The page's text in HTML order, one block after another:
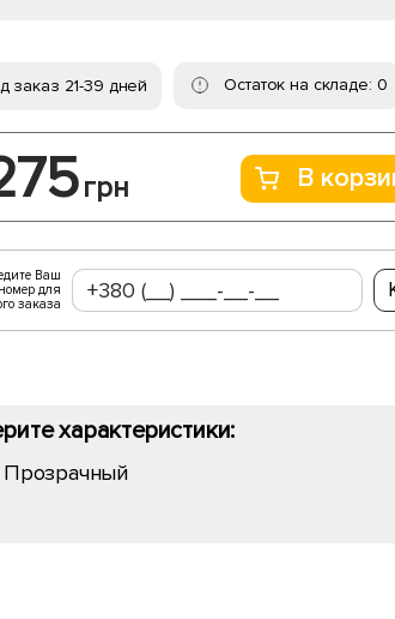
заказ 21-39 дней Остаток на складе: 0
грн В
Ваш
номер для
заказа
характеристики:
Прозрачный